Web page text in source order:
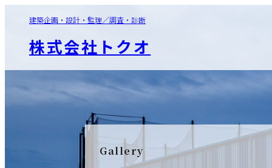
建築企画・設計・監理／調査・診断
株式会社トクオ
Gallery